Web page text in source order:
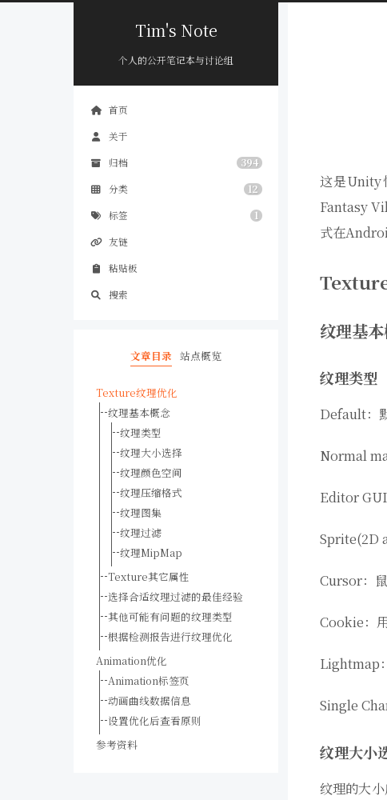
Tim's Note
个人的公开笔记本与讨论组
首页
关于
归档 394
分类 12
标签 1
友链
粘贴板
搜索
文章目录 站点概览
Texture纹理优化
纹理基本概念
纹理类型
纹理大小选择
纹理颜色空间
纹理压缩格式
纹理图集
纹理过滤
纹理MipMap
Texture其它属性
选择合适纹理过滤的最佳经验
其他可能有问题的纹理类型
根据检测报告进行纹理优化
Animation优化
Animation标签页
动画曲线数据信息
设置优化后查看原则
参考资料
这是Unity
Fantasy
式在
纹理基
纹理类型
Default：
Normal
Editor
Sprite(2D
Cursor：
Cookie：
Lightmap
Single
纹理大小
纹理的大